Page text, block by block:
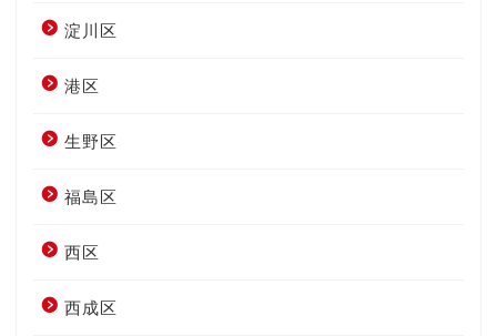
淀川区
港区
生野区
福島区
西区
西成区